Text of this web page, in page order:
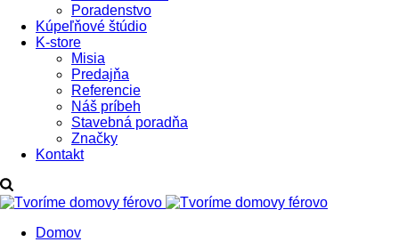
Poradenstvo
Kúpeľňové štúdio
K-store
Misia
Predajňa
Referencie
Náš príbeh
Stavebná poradňa
Značky
Kontakt
Domov